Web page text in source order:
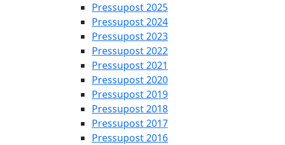
Pressupost 2025
Pressupost 2024
Pressupost 2023
Pressupost 2022
Pressupost 2021
Pressupost 2020
Pressupost 2019
Pressupost 2018
Pressupost 2017
Pressupost 2016